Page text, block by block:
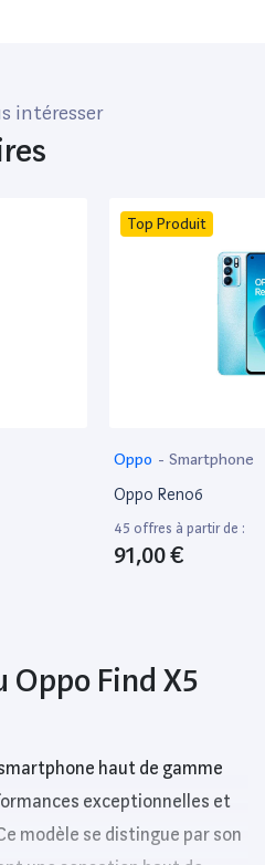
intéresser
Top Produit
Oppo - Smartphone
Oppo Reno6
45 offres à partir de :
91,00 €
Find X5
haut de gamme
exceptionnelles et
modèle se distingue par son